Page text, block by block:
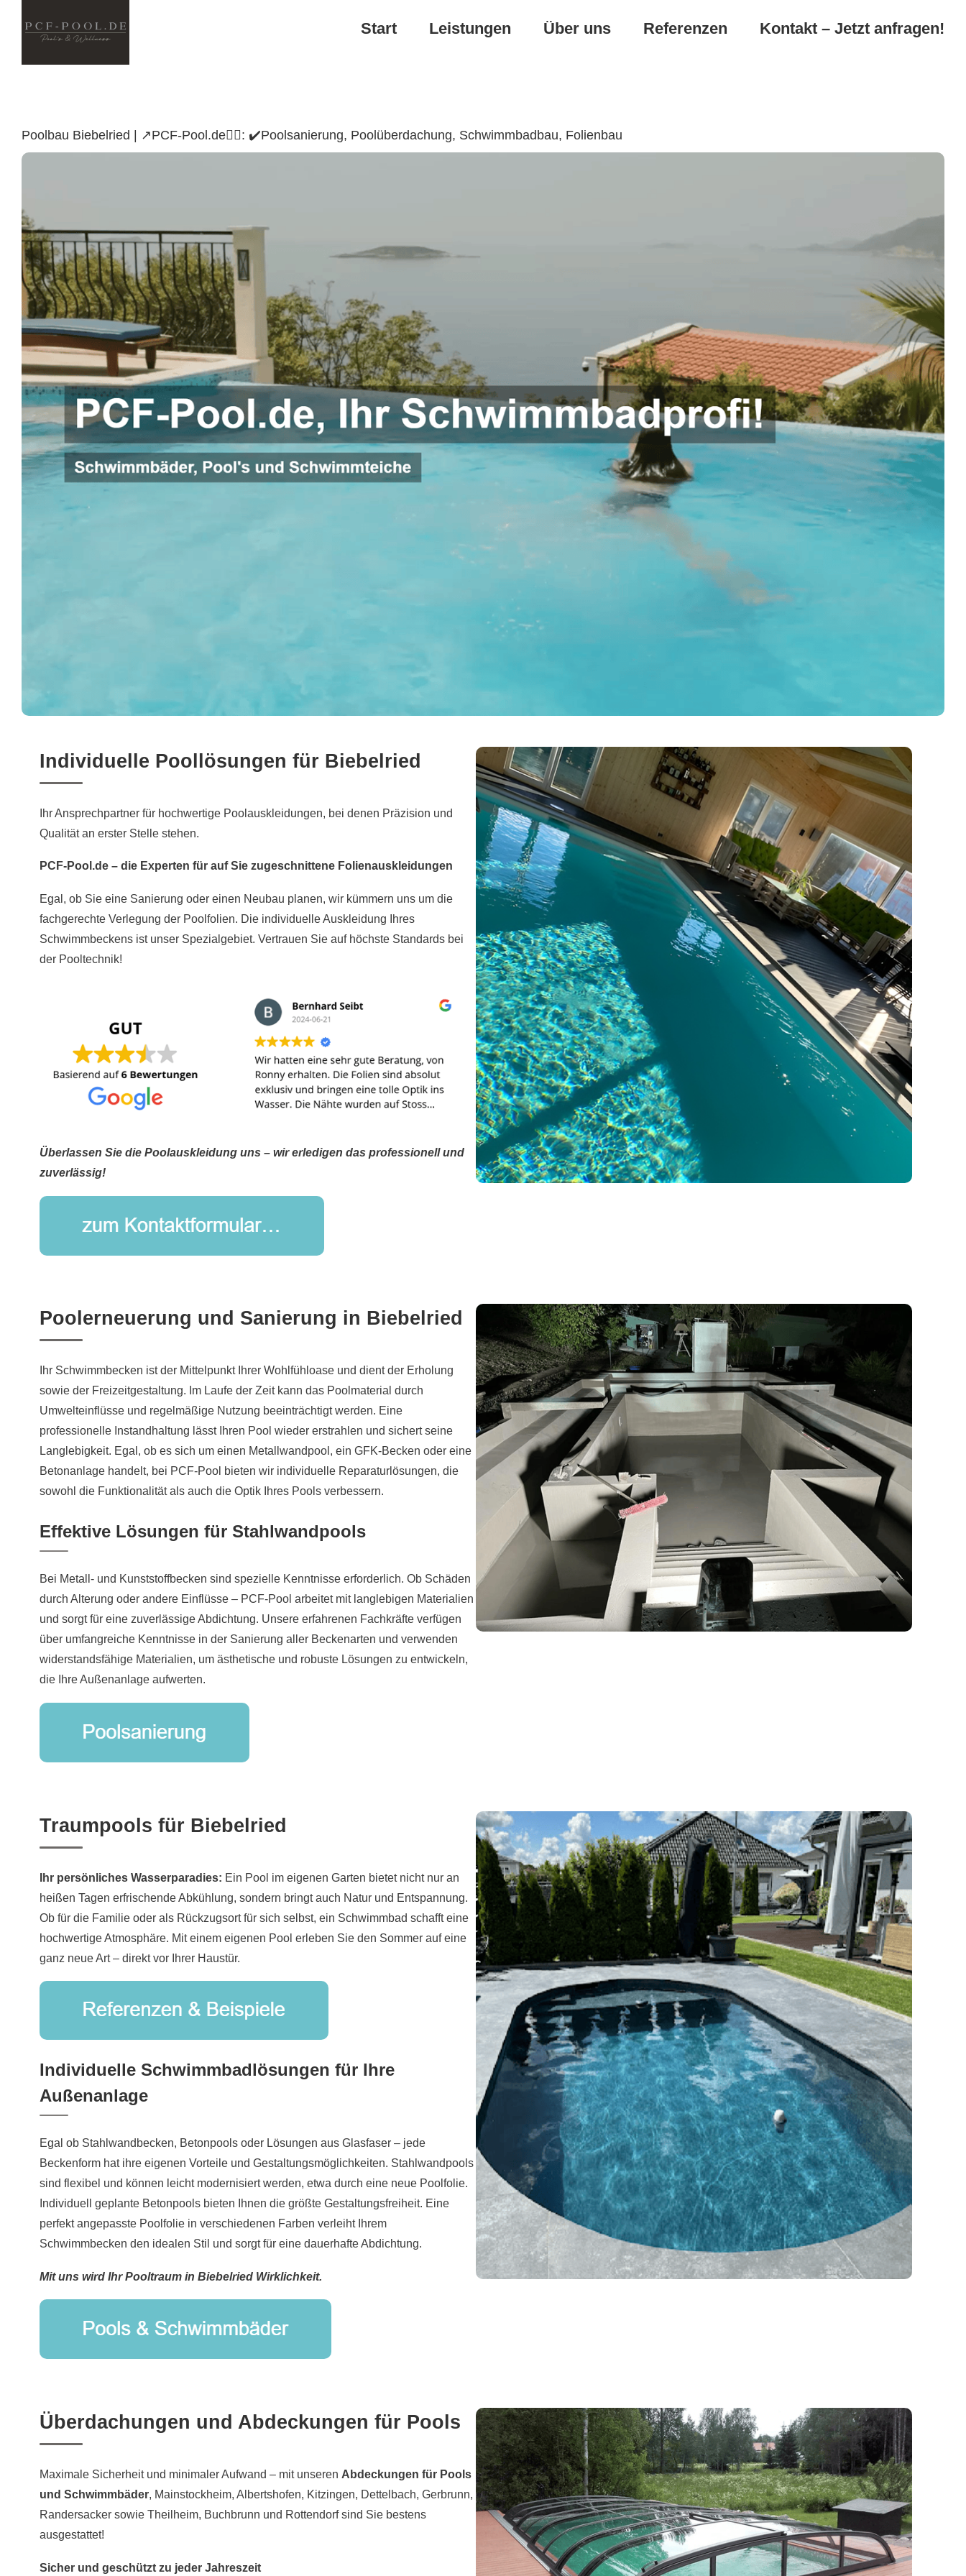
Start Leistungen Über uns Referenzen Kontakt – Jetzt anfragen!
Poolbau Biebelried | ↗️PCF-Pool.de🏊🏼: ✔️Poolsanierung, Poolüberdachung, Schwimmbadbau, Folienbau
Individuelle Poollösungen für Biebelried
Ihr Ansprechpartner für hochwertige Poolauskleidungen, bei denen Präzision und
Qualität an erster Stelle stehen.
PCF-Pool.de – die Experten für auf Sie zugeschnittene Folienauskleidungen
Egal, ob Sie eine Sanierung oder einen Neubau planen, wir kümmern uns um die
fachgerechte Verlegung der Poolfolien. Die individuelle Auskleidung Ihres
Schwimmbeckens ist unser Spezialgebiet. Vertrauen Sie auf höchste Standards bei
der Pooltechnik!
Überlassen Sie die Poolauskleidung uns – wir erledigen das professionell und
zuverlässig!
Poolerneuerung und Sanierung in Biebelried
Ihr Schwimmbecken ist der Mittelpunkt Ihrer Wohlfühloase und dient der Erholung
sowie der Freizeitgestaltung. Im Laufe der Zeit kann das Poolmaterial durch
Umwelteinflüsse und regelmäßige Nutzung beeinträchtigt werden. Eine
professionelle Instandhaltung lässt Ihren Pool wieder erstrahlen und sichert seine
Langlebigkeit. Egal, ob es sich um einen Metallwandpool, ein GFK-Becken oder eine
Betonanlage handelt, bei PCF-Pool bieten wir individuelle Reparaturlösungen, die
sowohl die Funktionalität als auch die Optik Ihres Pools verbessern.
Effektive Lösungen für Stahlwandpools
Bei Metall- und Kunststoffbecken sind spezielle Kenntnisse erforderlich. Ob Schäden
durch Alterung oder andere Einflüsse – PCF-Pool arbeitet mit langlebigen Materialien
und sorgt für eine zuverlässige Abdichtung. Unsere erfahrenen Fachkräfte verfügen
über umfangreiche Kenntnisse in der Sanierung aller Beckenarten und verwenden
widerstandsfähige Materialien, um ästhetische und robuste Lösungen zu entwickeln,
die Ihre Außenanlage aufwerten.
Traumpools für Biebelried
Ihr persönliches Wasserparadies: Ein Pool im eigenen Garten bietet nicht nur an
heißen Tagen erfrischende Abkühlung, sondern bringt auch Natur und Entspannung.
Ob für die Familie oder als Rückzugsort für sich selbst, ein Schwimmbad schafft eine
hochwertige Atmosphäre. Mit einem eigenen Pool erleben Sie den Sommer auf eine
ganz neue Art – direkt vor Ihrer Haustür.
Individuelle Schwimmbadlösungen für Ihre
Außenanlage
Egal ob Stahlwandbecken, Betonpools oder Lösungen aus Glasfaser – jede
Beckenform hat ihre eigenen Vorteile und Gestaltungsmöglichkeiten. Stahlwandpools
sind flexibel und können leicht modernisiert werden, etwa durch eine neue Poolfolie.
Individuell geplante Betonpools bieten Ihnen die größte Gestaltungsfreiheit. Eine
perfekt angepasste Poolfolie in verschiedenen Farben verleiht Ihrem
Schwimmbecken den idealen Stil und sorgt für eine dauerhafte Abdichtung.
Mit uns wird Ihr Pooltraum in Biebelried Wirklichkeit.
Überdachungen und Abdeckungen für Pools
Maximale Sicherheit und minimaler Aufwand – mit unseren Abdeckungen für Pools
und Schwimmbäder, Mainstockheim, Albertshofen, Kitzingen, Dettelbach, Gerbrunn,
Randersacker sowie Theilheim, Buchbrunn und Rottendorf sind Sie bestens
ausgestattet!
Sicher und geschützt zu jeder Jahreszeit